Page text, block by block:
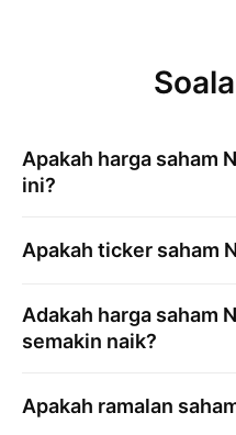
Apakah harga saham
ini?
Apakah ticker saham
Adakah harga saham
semakin naik?
Apakah ramalan